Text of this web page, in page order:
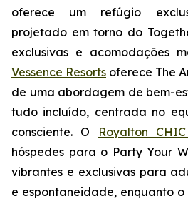
oferece um refúgio
projetado em torno do
exclusivas e acomodações
Vessence Resorts oferece The
de uma abordagem de bem-
tudo incluído, centrada no
consciente. O
Royalton
hóspedes para o Party Your
vibrantes e exclusivas para
e espontaneidade, enquanto o